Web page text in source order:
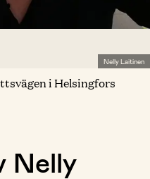
Nelly Laitinen
i Helsingfors
Nelly